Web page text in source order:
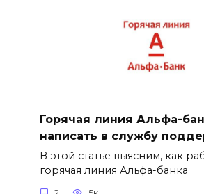
Горячая линия Альфа-
написать в службу
В этой статье выясним, как
горячая линия Альфа-банка